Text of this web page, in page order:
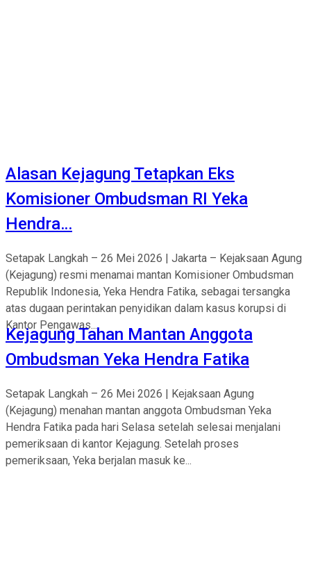
Alasan Kejagung Tetapkan Eks
Komisioner Ombudsman RI Yeka
Hendra…
Setapak Langkah – 26 Mei 2026 | Jakarta – Kejaksaan Agung
(Kejagung) resmi menamai mantan Komisioner Ombudsman
Republik Indonesia, Yeka Hendra Fatika, sebagai tersangka
atas dugaan perintakan penyidikan dalam kasus korupsi di
Kantor Pengawas...
Kejagung Tahan Mantan Anggota
Ombudsman Yeka Hendra Fatika
Setapak Langkah – 26 Mei 2026 | Kejaksaan Agung
(Kejagung) menahan mantan anggota Ombudsman Yeka
Hendra Fatika pada hari Selasa setelah selesai menjalani
pemeriksaan di kantor Kejagung. Setelah proses
pemeriksaan, Yeka berjalan masuk ke...